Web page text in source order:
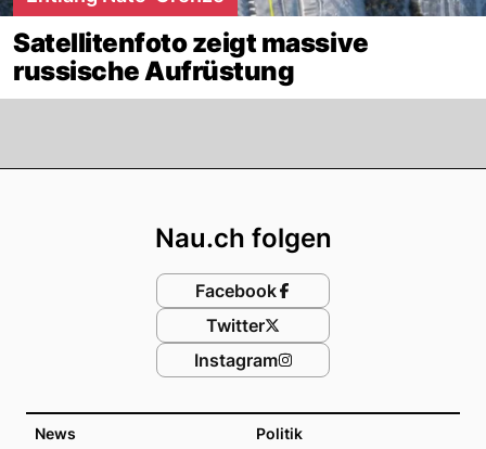
Satellitenfoto zeigt massive
russische Aufrüstung
News Politik
Nau.ch folgen
Facebook
Twitter
Instagram